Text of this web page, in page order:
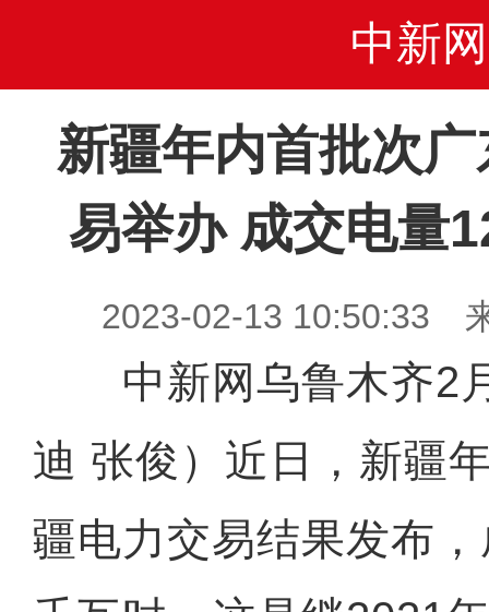
中新网
新疆年内首批次
易举办 成交电量
2023-02-13 10:50:33
中新网乌鲁木齐2
迪 张俊）近日，新疆
疆电力交易结果发布